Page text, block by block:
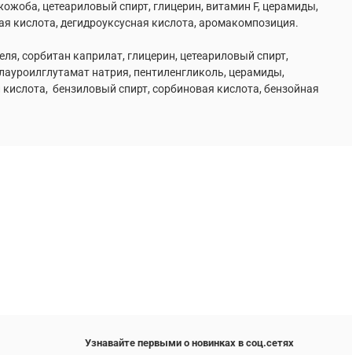
цетеариловый спирт, глицерин, витамин F, церамиды,
кислота, дегидроуксусная кислота, аромакомпозиция.
сорбитан каприлат, глицерин, цетеариловый спирт,
натрия, пентиленгликоль, церамиды,
бензиловый спирт, сорбиновая кислота, бензойная
Узнавайте первыми о новинках в соц.сетях